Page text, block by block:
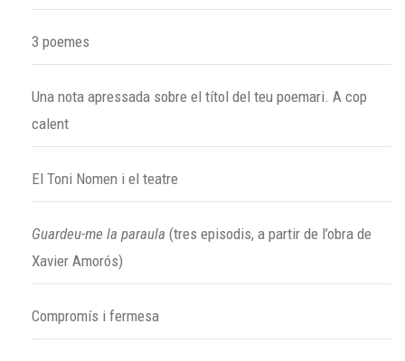
3 poemes
Una nota apressada sobre el títol del teu poemari. A cop
calent
El Toni Nomen i el teatre
Guardeu-me la paraula (tres episodis, a partir de l’obra de
Xavier Amorós)
Compromís i fermesa